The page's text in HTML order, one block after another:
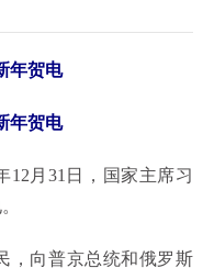
年贺电
年贺电
月31日，国家主席习
向普京总统和俄罗斯